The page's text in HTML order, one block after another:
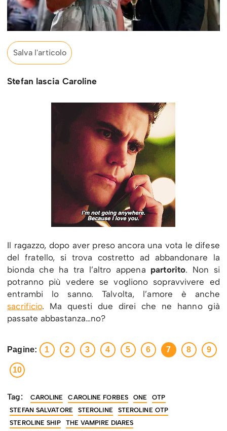
Salva l'articolo
Stefan lascia Caroline
Il ragazzo, dopo aver preso ancora una vota le difese
del fratello, si trova costretto ad abbandonare la
bionda che ha tra l’altro appena partorito. Non si
potranno più vedere se vogliono sopravvivere ed
entrambi lo sanno. Talvolta, l’amore è anche
sacrificio. Ma questi due direi che ne hanno già
passate abbastanza…no?
Pagine: 1 2 3 4 5 6 7 8 9
10
Tag: CAROLINE CAROLINE FORBES ONE
OTP
STEFAN SALVATORE
STEROLINE
STEROLINE OTP
STEROLINE SHIP
THE VAMPIRE DIARES